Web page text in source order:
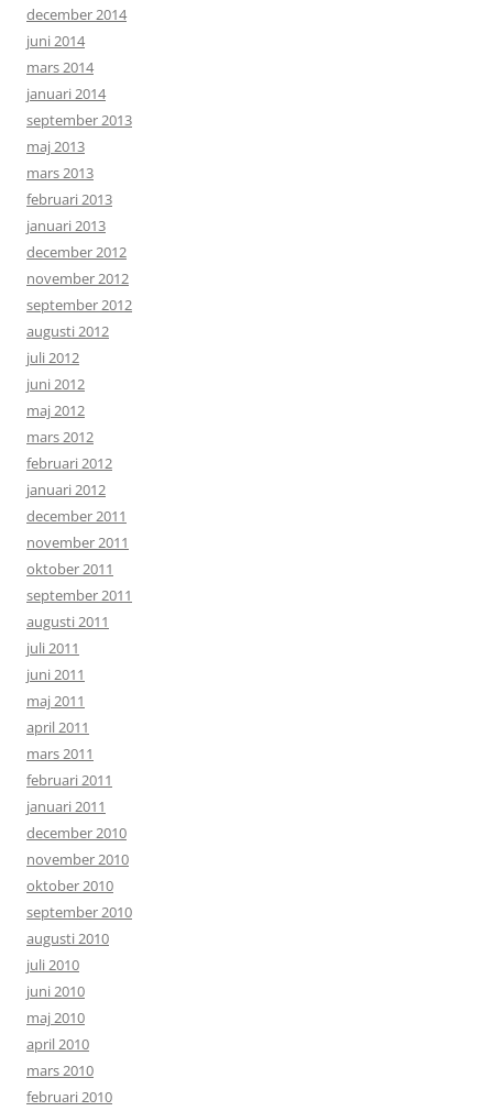
december 2014
juni 2014
mars 2014
januari 2014
september 2013
maj 2013
mars 2013
februari 2013
januari 2013
december 2012
november 2012
september 2012
augusti 2012
juli 2012
juni 2012
maj 2012
mars 2012
februari 2012
januari 2012
december 2011
november 2011
oktober 2011
september 2011
augusti 2011
juli 2011
juni 2011
maj 2011
april 2011
mars 2011
februari 2011
januari 2011
december 2010
november 2010
oktober 2010
september 2010
augusti 2010
juli 2010
juni 2010
maj 2010
april 2010
mars 2010
februari 2010